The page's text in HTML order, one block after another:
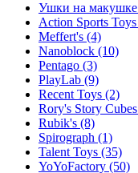
Ушки на макушке
Action Sports Toys
Meffert's (4)
Nanoblock (10)
Pentago (3)
PlayLab (9)
Recent Toys (2)
Rory's Story Cubes
Rubik's (8)
Spirograph (1)
Talent Toys (35)
YoYoFactory (50)